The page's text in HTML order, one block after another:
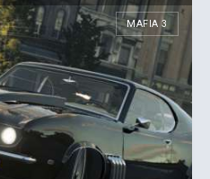
MAFIA 3